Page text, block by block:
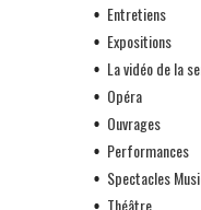
Entretiens
Expositions
La vidéo de la
Opéra
Ouvrages
Performances
Spectacles
Théâtre